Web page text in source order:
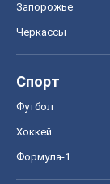
Запорожье
Черкассы
Спорт
Футбол
Хоккей
Формула-1